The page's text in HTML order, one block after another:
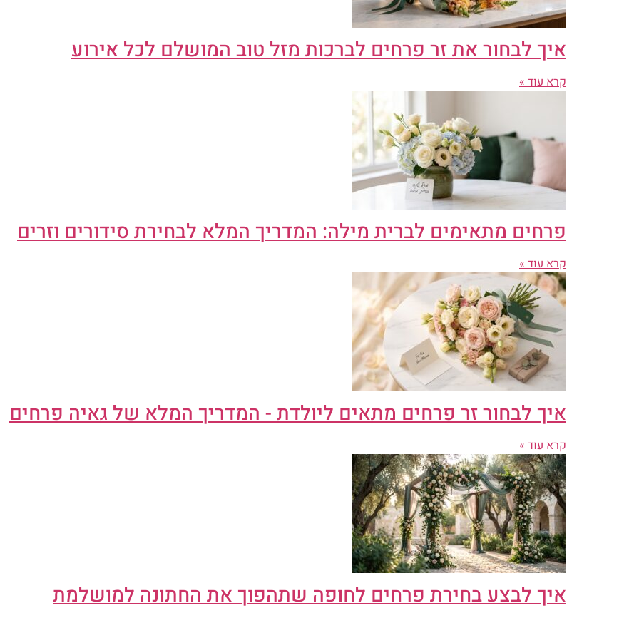
איך לבחור את זר פרחים לברכות מזל טוב המושלם לכל אירוע
קרא עוד »
פרחים מתאימים לברית מילה: המדריך המלא לבחירת סידורים וזרים
קרא עוד »
איך לבחור זר פרחים מתאים ליולדת - המדריך המלא של גאיה פרחים
קרא עוד »
איך לבצע בחירת פרחים לחופה שתהפוך את החתונה למושלמת